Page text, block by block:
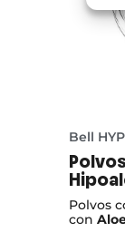
Bell
15
Polvos
con